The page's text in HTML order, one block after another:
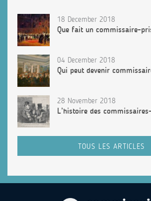
18 December 2018
Que fait un commissaire-
04 December 2018
Qui peut devenir
28 November 2018
L’histoire des
TOUS LES ARTICLES